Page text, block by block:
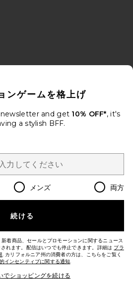
ドレス
ンゲームを格上げ
and get 10% OFF*, it's
a stylish BFF.
メンズ 両方
続ける
新着商品、セールとプロモーションに関するニュース
れます。配信はいつでも停止できます。詳細は プラ
. カリフォルニア州の消費者の方は、こちらをご覧く
インセンティブに関する通知.
でショッピングを続ける